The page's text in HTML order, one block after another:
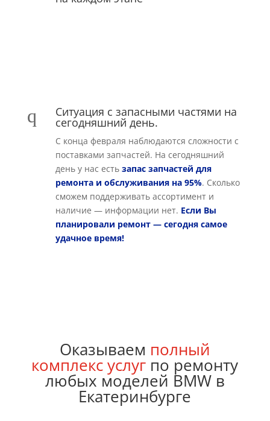
q Ситуация с запасными частями на
сегодняшний день.
С конца февраля наблюдаются сложности с
поставками запчастей. На сегодняшний
день у нас есть запас запчастей для
ремонта и обслуживания на 95%. Сколько
сможем поддерживать ассортимент и
наличие — информации нет. Если Вы
планировали ремонт — сегодня самое
удачное время!
Оказываем полный
комплекс услуг по ремонту
любых моделей BMW в
Екатеринбурге